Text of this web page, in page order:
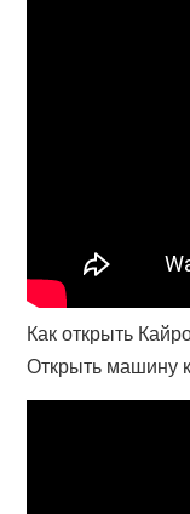
Как открыть
Открыть машину